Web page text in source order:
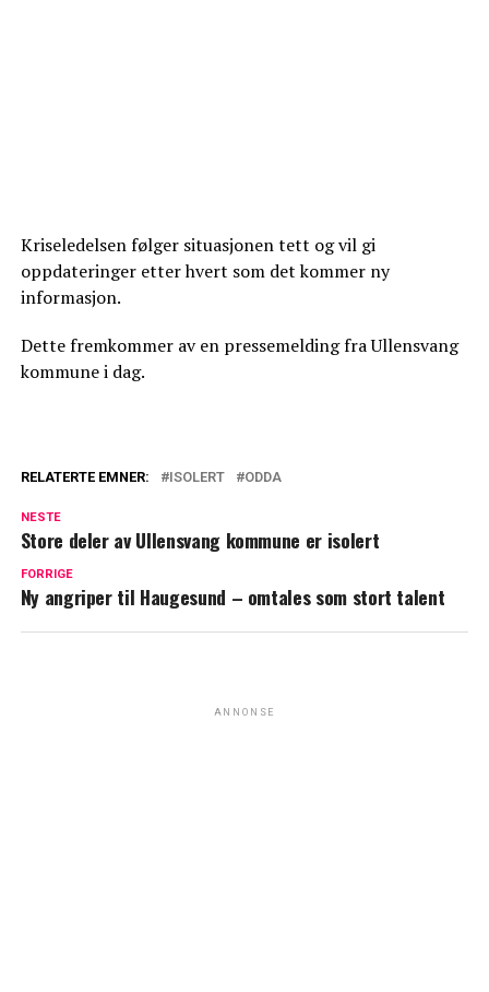
Kriseledelsen følger situasjonen tett og vil gi
oppdateringer etter hvert som det kommer ny
informasjon.
Dette fremkommer av en pressemelding fra Ullensvang
kommune i dag.
RELATERTE EMNER: ISOLERT ODDA
NESTE
Store deler av Ullensvang kommune er isolert
FORRIGE
Ny angriper til Haugesund – omtales som stort talent
ANNONSE